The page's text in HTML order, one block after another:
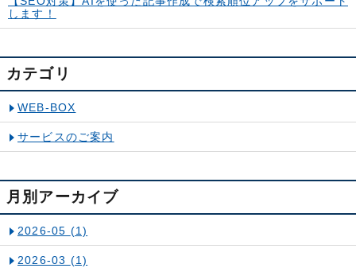
します！
カテゴリ
WEB-BOX
サービスのご案内
月別アーカイブ
2026-05 (1)
2026-03 (1)